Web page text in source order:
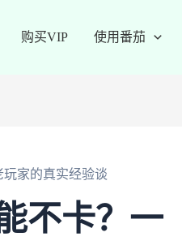
购买VIP 使用番茄
家的真实经验谈
不卡？一